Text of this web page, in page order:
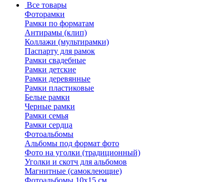
Все товары
Фоторамки
Рамки по форматам
Антирамы (клип)
Коллажи (мультирамки)
Паспарту для рамок
Рамки свадебные
Рамки детские
Рамки деревянные
Рамки пластиковые
Белые рамки
Черные рамки
Рамки семья
Рамки сердца
Фотоальбомы
Альбомы под формат фото
Фото на уголки (традиционный)
Уголки и скотч для альбомов
Магнитные (самоклеющие)
Фотоальбомы 10х15 см